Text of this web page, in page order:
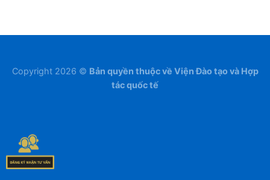
Copyright 2026 © Bản quyền thuộc về Viện Đào tạo và Hợp
tác quốc tế